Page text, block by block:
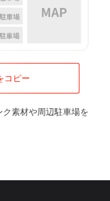
コピー
素材や周辺駐車場を